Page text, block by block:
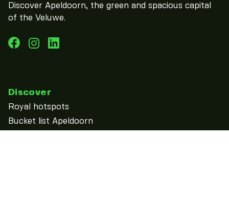
Discover Apeldoorn, the green and spacious capital
of the Veluwe.
Discover
Royal hotspots
Bucket list Apeldoorn